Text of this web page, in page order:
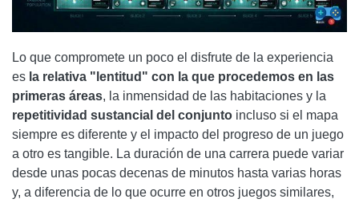
Lo que compromete un poco el disfrute de la experiencia
es la relativa "lentitud" con la que procedemos en las
primeras áreas, la inmensidad de las habitaciones y la
repetitividad sustancial del conjunto incluso si el mapa
siempre es diferente y el impacto del progreso de un juego
a otro es tangible. La duración de una carrera puede variar
desde unas pocas decenas de minutos hasta varias horas
y, a diferencia de lo que ocurre en otros juegos similares,